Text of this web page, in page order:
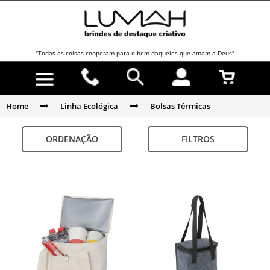
"Todas as coisas cooperam para o bem daqueles que amam a Deus"
Home Linha Ecológica Bolsas Térmicas
ORDENAÇÃO FILTROS